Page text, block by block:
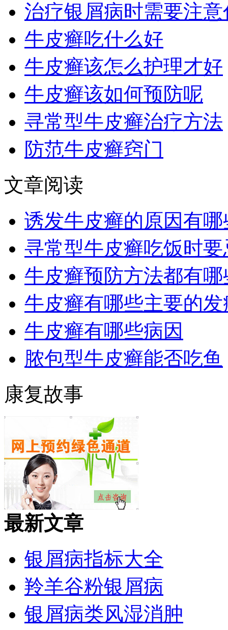
治疗银屑病时需要注意
牛皮癣吃什么好
牛皮癣该怎么护理才好
牛皮癣该如何预防呢
寻常型牛皮癣治疗方法
防范牛皮癣窍门
文章阅读
诱发牛皮癣的原因有哪
寻常型牛皮癣吃饭时
牛皮癣预防方法都有哪
牛皮癣有哪些主要的
牛皮癣有哪些病因
脓包型牛皮癣能否吃鱼
康复故事
最新文章
银屑病指标大全
羚羊谷粉银屑病
银屑病类风湿消肿